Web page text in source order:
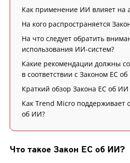
Как применение ИИ влияет на
На кого распространяется
На что следует обратить
использования ИИ-систем?
Какие рекомендации должны
в соответствии с Законом ЕС
Краткий обзор Закона ЕС об ИИ
Как Trend Micro поддерживает
об ИИ?
Что такое Закон ЕС об ИИ?